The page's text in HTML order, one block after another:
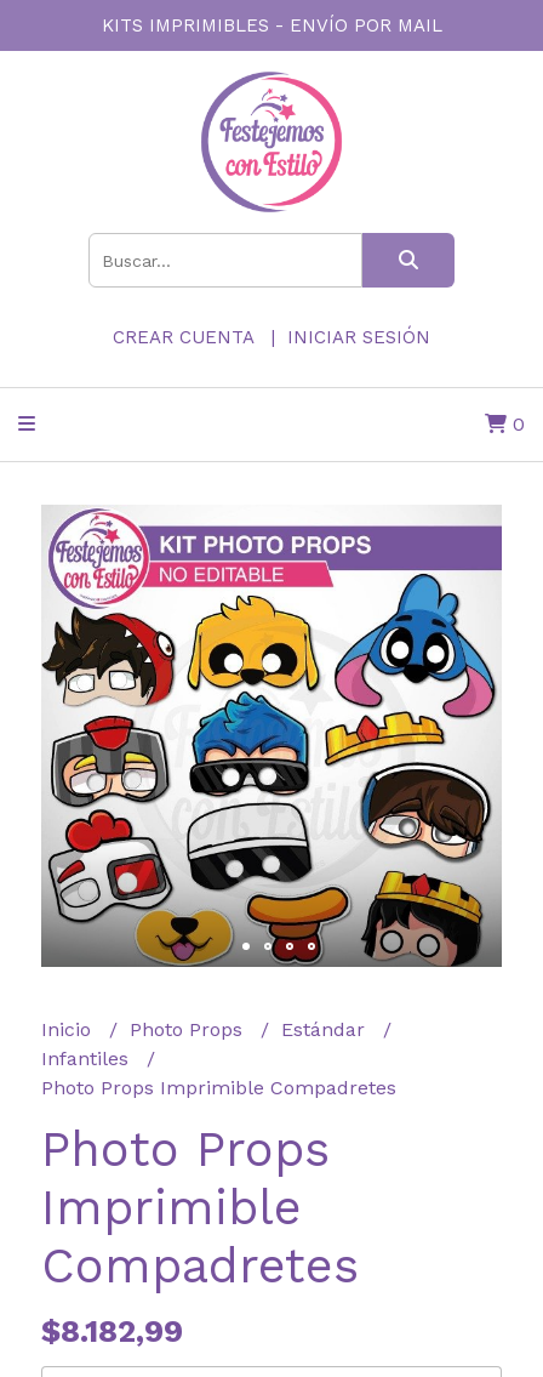
KITS IMPRIMIBLES - ENVÍO POR MAIL
CREAR CUENTA INICIAR SESIÓN
0
Inicio Photo Props
Estándar
Infantiles
Photo Props Imprimible Compadretes
Photo Props
Imprimible
Compadretes
$8.182,99